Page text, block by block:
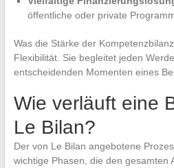
öffentliche oder private
Was die Stärke der
Flexibilität. Sie begleitet jeden
entscheidenden Momenten eines
Wie verläuft eine
Le Bilan?
Der von Le Bilan angebotene
wichtige Phasen, die den gesamten